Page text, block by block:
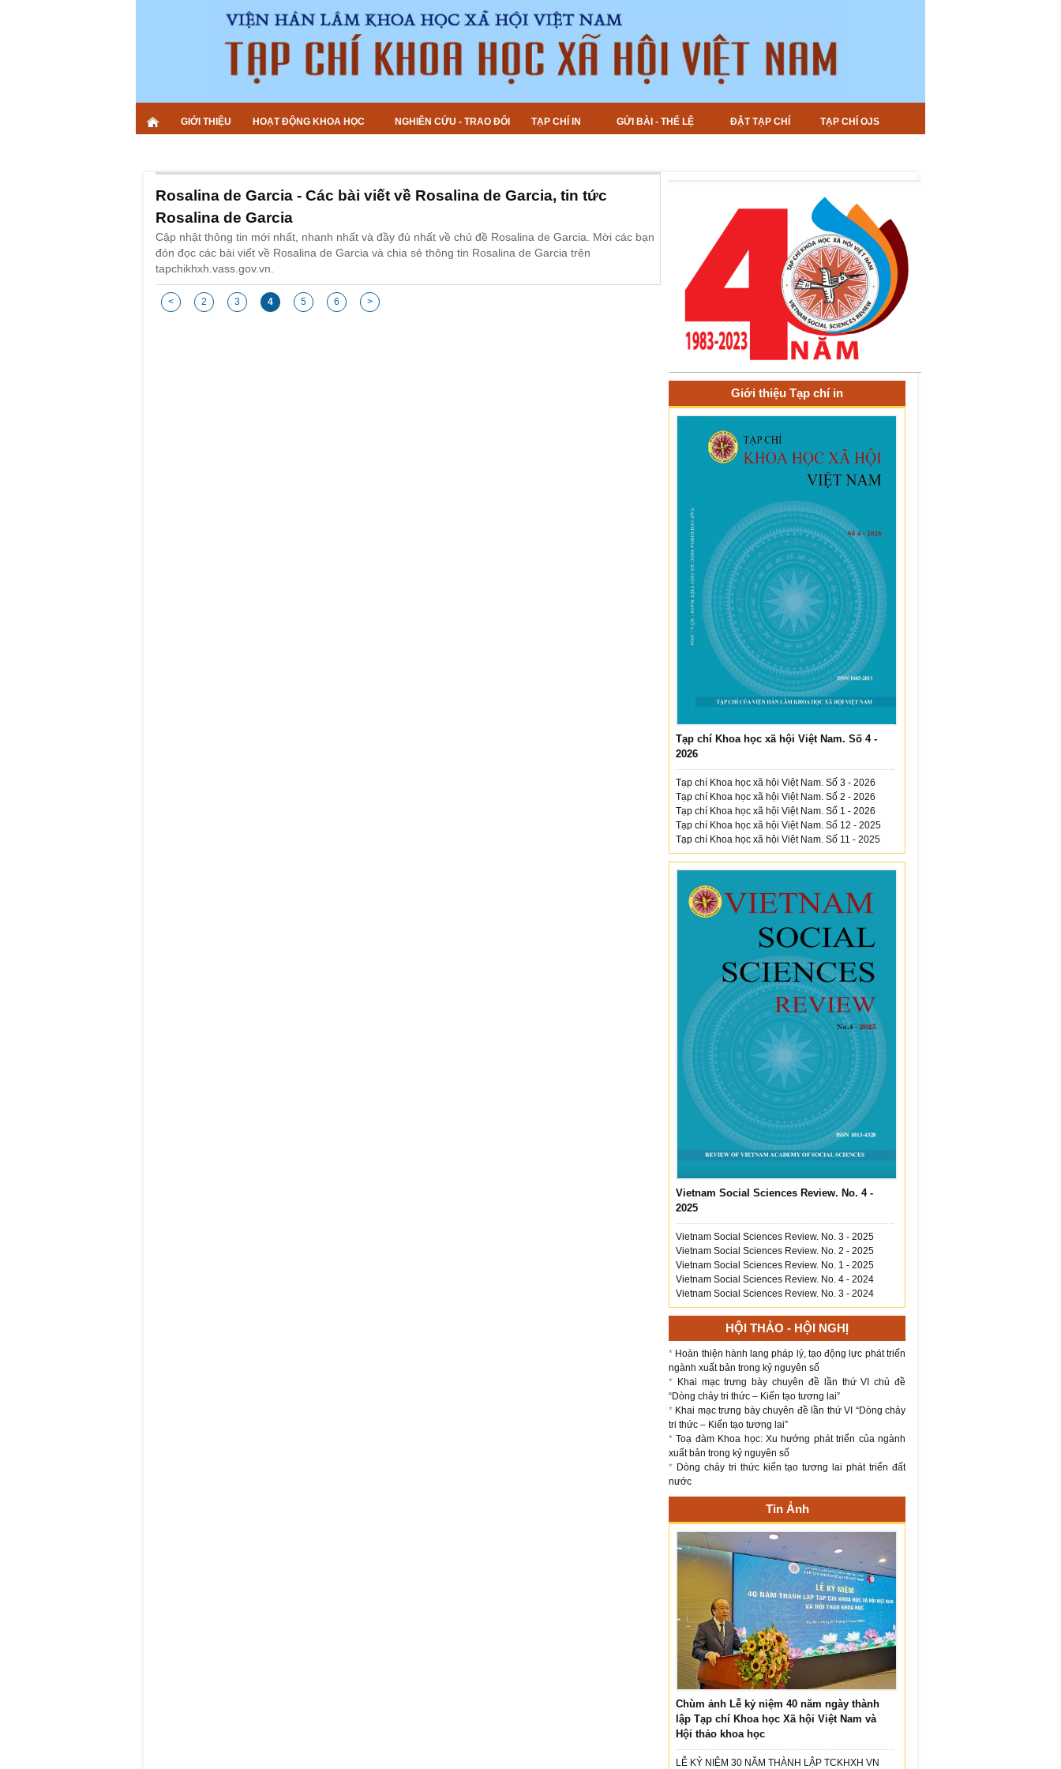
GIỚI THIỆU HOẠT ĐỘNG KHOA HỌC NGHIÊN CỨU - TRAO ĐỔI TẠP CHÍ IN GỬI BÀI - THỂ LỆ ĐẶT TẠP CHÍ TẠP CHÍ OJS
Rosalina de Garcia - Các bài viết về Rosalina de Garcia, tin tức
Rosalina de Garcia
Cập nhật thông tin mới nhất, nhanh nhất và đầy đủ nhất về chủ đề Rosalina de Garcia. Mời các bạn
đón đọc các bài viết về Rosalina de Garcia và chia sẻ thông tin Rosalina de Garcia trên
tapchikhxh.vass.gov.vn.
< 2 3 4 5 6 >
Giới thiệu Tạp chí in
Tạp chí Khoa học xã hội Việt Nam. Số 4 -
2026
Tạp chí Khoa học xã hội Việt Nam. Số 3 - 2026
Tạp chí Khoa học xã hội Việt Nam. Số 2 - 2026
Tạp chí Khoa học xã hội Việt Nam. Số 1 - 2026
Tạp chí Khoa học xã hội Việt Nam. Số 12 - 2025
Tạp chí Khoa học xã hội Việt Nam. Số 11 - 2025
Vietnam Social Sciences Review. No. 4 -
2025
Vietnam Social Sciences Review. No. 3 - 2025
Vietnam Social Sciences Review. No. 2 - 2025
Vietnam Social Sciences Review. No. 1 - 2025
Vietnam Social Sciences Review. No. 4 - 2024
Vietnam Social Sciences Review. No. 3 - 2024
HỘI THẢO - HỘI NGHỊ
* Hoàn thiện hành lang pháp lý, tạo động lực phát triển
ngành xuất bản trong kỷ nguyên số
* Khai mạc trưng bày chuyên đề lần thứ VI chủ đề
“Dòng chảy tri thức – Kiến tạo tương lai”
* Khai mạc trưng bày chuyên đề lần thứ VI “Dòng chảy
tri thức – Kiến tạo tương lai”
*Toạ đàm Khoa học: Xu hướng phát triển của ngành
xuất bản trong kỷ nguyên số
* Dòng chảy tri thức kiến tạo tương lai phát triển đất
nước
Tin Ảnh
Chùm ảnh Lễ kỷ niệm 40 năm ngày thành
lập Tạp chí Khoa học Xã hội Việt Nam và
Hội thảo khoa học
LỄ KỶ NIỆM 30 NĂM THÀNH LẬP TCKHXH VN